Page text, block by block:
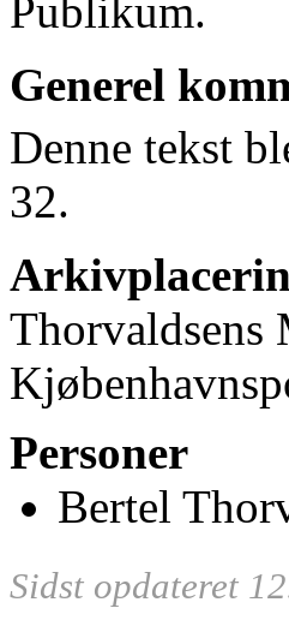
Publikum.
Generel
Denne tekst
32.
Thorvaldsens
Personer
Bertel
Sidst opdateret